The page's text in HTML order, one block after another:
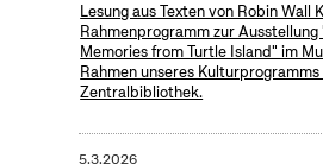
Lesung aus Texten von Robin Wall
Rahmenprogramm zur
Memories from Turtle Island" im
Rahmen unseres
Zentralbibliothek.
5.3.2026